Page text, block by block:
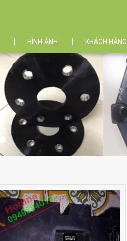
HÌNH ẢNH KHÁCH HÀNG